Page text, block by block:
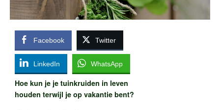
Facebook Twitter
LinkedIn WhatsApp
Hoe kun je je tuinkruiden in leven
houden terwijl je op vakantie bent?